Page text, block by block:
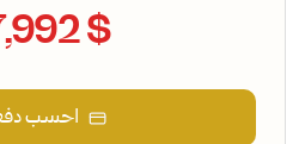
$ 27,992
احسب